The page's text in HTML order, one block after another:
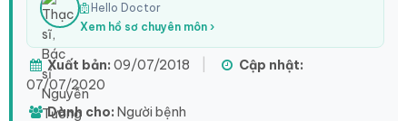
Hello Doctor
Xem hồ sơ chuyên môn ›
Xuất bản: 09/07/2018
Cập nhật:
07/07/2020
Dành cho: Người bệnh